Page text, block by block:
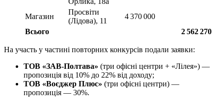
Магазин
Просвіти
(Лідова), 11
4 370 000
Всього
2 562 270
На участь у частині повторних конкурсів подали заявки:
ТОВ «ЗАВ-Полтава» (три офісні центри + «Лілея») —
пропозиція від 10% до 22% від доходу;
ТОВ «Воєджер Плюс» (три офісні центри) —
пропозиція — 30%.